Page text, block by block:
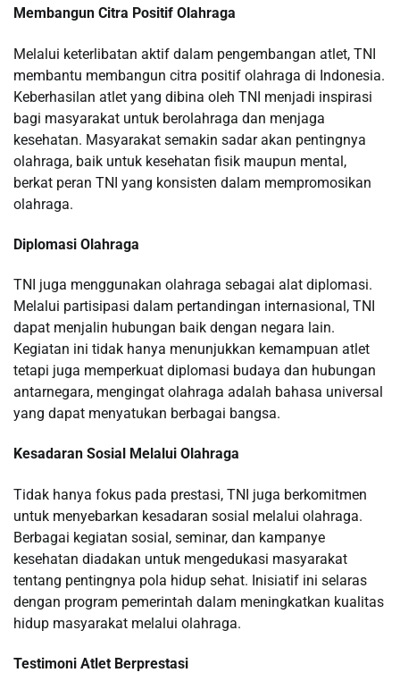
Membangun Citra Positif Olahraga
Melalui keterlibatan aktif dalam pengembangan atlet, TNI
membantu membangun citra positif olahraga di Indonesia.
Keberhasilan atlet yang dibina oleh TNI menjadi inspirasi
bagi masyarakat untuk berolahraga dan menjaga
kesehatan. Masyarakat semakin sadar akan pentingnya
olahraga, baik untuk kesehatan fisik maupun mental,
berkat peran TNI yang konsisten dalam mempromosikan
olahraga.
Diplomasi Olahraga
TNI juga menggunakan olahraga sebagai alat diplomasi.
Melalui partisipasi dalam pertandingan internasional, TNI
dapat menjalin hubungan baik dengan negara lain.
Kegiatan ini tidak hanya menunjukkan kemampuan atlet
tetapi juga memperkuat diplomasi budaya dan hubungan
antarnegara, mengingat olahraga adalah bahasa universal
yang dapat menyatukan berbagai bangsa.
Kesadaran Sosial Melalui Olahraga
Tidak hanya fokus pada prestasi, TNI juga berkomitmen
untuk menyebarkan kesadaran sosial melalui olahraga.
Berbagai kegiatan sosial, seminar, dan kampanye
kesehatan diadakan untuk mengedukasi masyarakat
tentang pentingnya pola hidup sehat. Inisiatif ini selaras
dengan program pemerintah dalam meningkatkan kualitas
hidup masyarakat melalui olahraga.
Testimoni Atlet Berprestasi